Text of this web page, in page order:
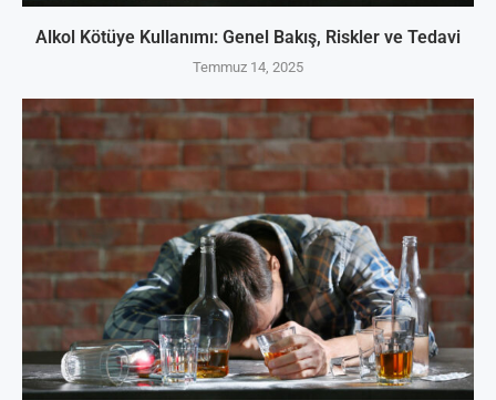
Alkol Kötüye Kullanımı: Genel Bakış, Riskler ve Tedavi
Temmuz 14, 2025